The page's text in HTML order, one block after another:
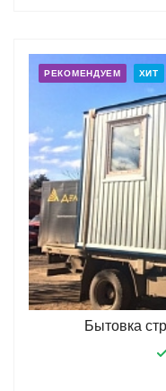
РЕКОМЕНДУЕМ ХИТ
Бытовка